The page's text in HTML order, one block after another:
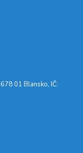
01 Blansko, IČ: